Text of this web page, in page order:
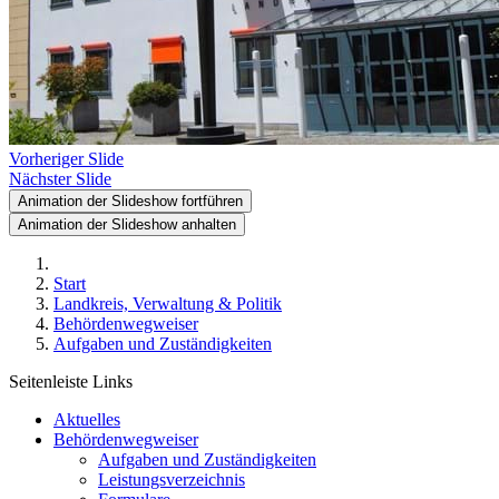
Vorheriger Slide
Nächster Slide
Animation der Slideshow fortführen
Animation der Slideshow anhalten
Start
Landkreis, Verwaltung & Politik
Behördenwegweiser
Aufgaben und Zuständigkeiten
Seitenleiste Links
Aktuelles
Behördenwegweiser
Aufgaben und Zuständigkeiten
Leistungsverzeichnis